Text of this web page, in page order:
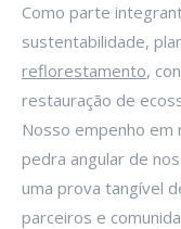
Como parte
sustentabilidade,
reflorestamento,
restauração de
Nosso empenho em
pedra angular de
uma prova tangível
parceiros e